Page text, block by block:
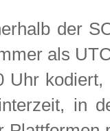
der
als
Uhr
in